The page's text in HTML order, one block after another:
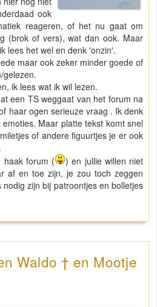
ook
reageren, of het nu gaat om
(brok of vers), wat dan ook. Maar
lees het wel en denk 'onzin'.
maar ook zeker minder goede of
gelezen.
ik lees wat ik wil lezen.
een TS weggaat van het forum na
haar ogen serieuze vraag . Ik denk
Maar platte tekst komt snel
of andere figuurtjes je er ook
haak forum (
) en jullie willen niet
af en toe zijn, je zou toch zeggen
zijn bij patroontjes en bolletjes
Waldo † en Mootje